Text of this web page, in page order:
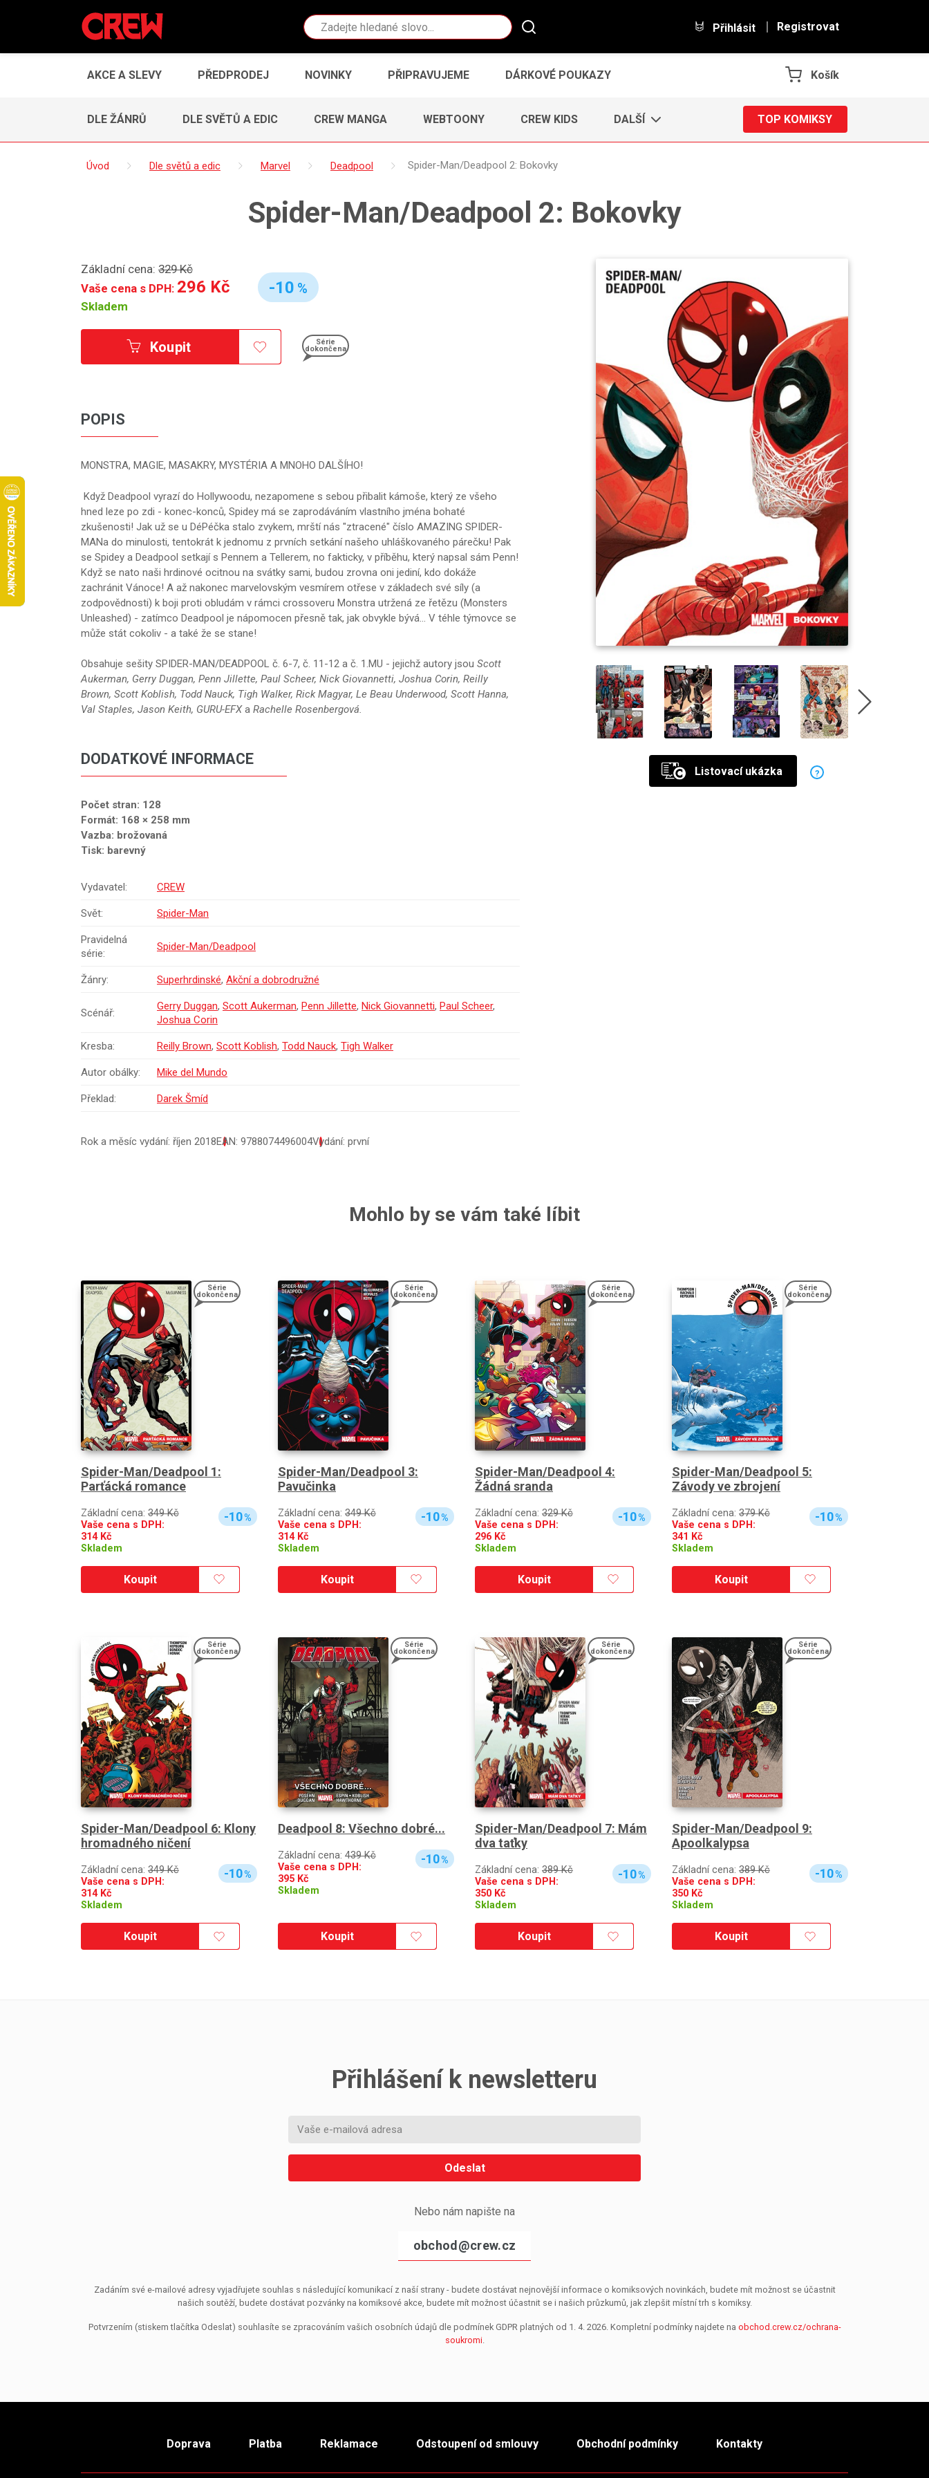
Vyhledávání Přihlásit Registrovat
AKCE A SLEVY PŘEDPRODEJ NOVINKY PŘIPRAVUJEME DÁRKOVÉ POUKAZY Košík
DLE ŽÁNRŮ DLE SVĚTŮ A EDIC CREW MANGA WEBTOONY CREW KIDS DALŠÍ TOP KOMIKSY
Úvod Dle světů a edic Marvel Deadpool Spider-Man/Deadpool 2: Bokovky
Spider-Man/Deadpool 2: Bokovky
Základní cena: 329 Kč
Vaše cena s DPH: 296 Kč
Skladem
-10 %
Koupit Série
dokončena
POPIS
MONSTRA, MAGIE, MASAKRY, MYSTÉRIA A MNOHO DALŠÍHO!
Když Deadpool vyrazí do Hollywoodu, nezapomene s sebou přibalit kámoše, který ze všeho
hned leze po zdi - konec-konců, Spidey má se zaprodáváním vlastního jména bohaté
zkušenosti! Jak už se u DéPéčka stalo zvykem, mrští nás "ztracené" číslo AMAZING SPIDER-
MANa do minulosti, tentokrát k jednomu z prvních setkání našeho uhláškovaného párečku! Pak
se Spidey a Deadpool setkají s Pennem a Tellerem, no fakticky, v příběhu, který napsal sám Penn!
Když se nato naši hrdinové ocitnou na svátky sami, budou zrovna oni jediní, kdo dokáže
zachránit Vánoce! A až nakonec marvelovským vesmírem otřese v základech své síly (a
zodpovědnosti) k boji proti obludám v rámci crossoveru Monstra utržená ze řetězu (Monsters
Unleashed) - zatímco Deadpool je nápomocen přesně tak, jak obvykle bývá... V téhle týmovce se
může stát cokoliv - a také že se stane!
Obsahuje sešity SPIDER-MAN/DEADPOOL č. 6-7, č. 11-12 a č. 1.MU - jejichž autory jsou Scott
Aukerman, Gerry Duggan, Penn Jillette, Paul Scheer, Nick Giovannetti, Joshua Corin, Reilly
Brown, Scott Koblish, Todd Nauck, Tigh Walker, Rick Magyar, Le Beau Underwood, Scott Hanna,
Val Staples, Jason Keith, GURU-EFXa Rachelle Rosenbergová.
DODATKOVÉ INFORMACE
Počet stran: 128
Formát: 168 × 258 mm
Vazba: brožovaná
Tisk: barevný
Vydavatel: CREW
Svět: Spider-Man
Pravidelná
série:
Spider-Man/Deadpool
Žánry: Superhrdinské, Akční a dobrodružné
Scénář:
Gerry Duggan, Scott Aukerman, Penn Jillette, Nick Giovannetti, Paul Scheer,
Joshua Corin
Kresba: Reilly Brown, Scott Koblish, Todd Nauck, Tigh Walker
Autor obálky: Mike del Mundo
Překlad: Darek Šmíd
Rok a měsíc vydání: říjen 2018EAN: 9788074496004Vydání: první
Listovací ukázka ?
Mohlo by se vám také líbit
Série
dokončena
Spider-Man/Deadpool 1:
Parťácká romance
Základní cena: 349 Kč
Vaše cena s DPH:
314Kč
Skladem
-10%
Koupit
Série
dokončena
Spider-Man/Deadpool 3:
Pavučinka
Základní cena: 349 Kč
Vaše cena s DPH:
314Kč
Skladem
-10%
Koupit
Série
dokončena
Spider-Man/Deadpool 4:
Žádná sranda
Základní cena: 329 Kč
Vaše cena s DPH:
296 Kč
Skladem
-10%
Koupit
Série
dokončena
Spider-Man/Deadpool 5:
Závody ve zbrojení
Základní cena: 379 Kč
Vaše cena s DPH:
341 Kč
Skladem
-10%
Koupit
Série
dokončena
Spider-Man/Deadpool 6: Klony
hromadného ničení
Základní cena: 349 Kč
Vaše cena s DPH:
314Kč
Skladem
-10%
Koupit
Série
dokončena
Deadpool 8: Všechno dobré...
Základní cena: 439 Kč
Vaše cena s DPH:
395 Kč
Skladem
-10%
Koupit
Série
dokončena
Spider-Man/Deadpool 7: Mám
dva taťky
Základní cena: 389 Kč
Vaše cena s DPH:
350 Kč
Skladem
-10%
Koupit
Série
dokončena
Spider-Man/Deadpool 9:
Apoolkalypsa
Základní cena: 389 Kč
Vaše cena s DPH:
350 Kč
Skladem
-10%
Koupit
Přihlášení k newsletteru
Odeslat
Nebo nám napište na
obchod@crew.cz
Zadáním své e-mailové adresy vyjadřujete souhlas s následující komunikací z naší strany - budete dostávat nejnovější informace o komiksových novinkách, budete mít možnost se účastnit
našich soutěží, budete dostávat pozvánky na komiksové akce, budete mít možnost účastnit se i našich průzkumů, jak zlepšit místní trh s komiksy.
Potvrzením (stiskem tlačítka Odeslat) souhlasíte se zpracováním vašich osobních údajů dle podmínek GDPR platných od 1. 4. 2026. Kompletní podmínky najdete na obchod.crew.cz/ochrana-
soukromi.
Doprava Platba Reklamace Odstoupení od smlouvy Obchodní podmínky Kontakty